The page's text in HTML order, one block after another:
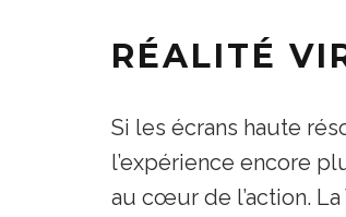
RÉALITÉ
Si les écrans haute
l’expérience encore
au cœur de l’action.